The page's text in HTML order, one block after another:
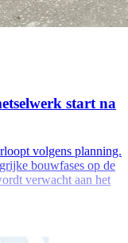
start na
volgens planning.
bouwfases op de
verwacht aan het